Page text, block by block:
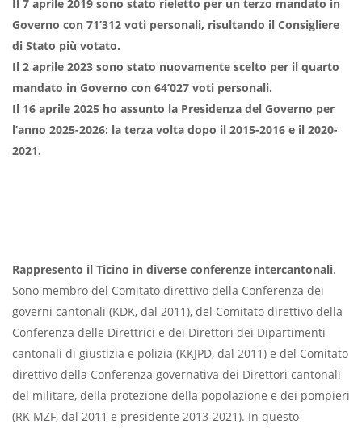
Il 7 aprile 2019 sono stato rieletto per un terzo mandato in
Governo con 71’312 voti personali, risultando il Consigliere
di Stato più votato.
Il 2 aprile 2023 sono stato nuovamente scelto per il quarto
mandato in Governo con 64’027 voti personali.
Il 16 aprile 2025 ho assunto la Presidenza del Governo per
l’anno 2025-2026: la terza volta dopo il 2015-2016 e il 2020-
2021.
Rappresento il Ticino in diverse conferenze intercantonali.
Sono membro del Comitato direttivo della Conferenza dei
governi cantonali (KDK, dal 2011), del Comitato direttivo della
Conferenza delle Direttrici e dei Direttori dei Dipartimenti
cantonali di giustizia e polizia (KKJPD, dal 2011) e del Comitato
direttivo della Conferenza governativa dei Direttori cantonali
del militare, della protezione della popolazione e dei pompieri
(RK MZF, dal 2011 e presidente 2013-2021). In questo